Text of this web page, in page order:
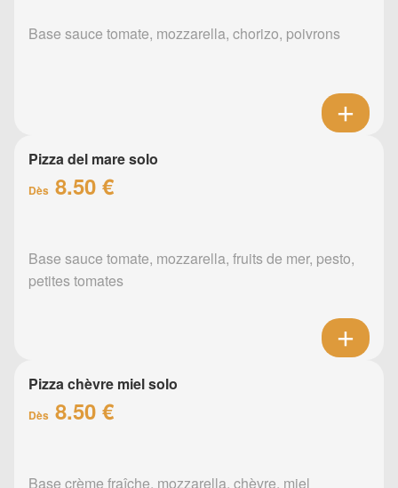
Base sauce tomate, mozzarella, chorizo, poivrons
Pizza del mare solo
Dès 8.50 €
Base sauce tomate, mozzarella, fruits de mer, pesto,
petites tomates
Pizza chèvre miel solo
Dès 8.50 €
Base crème fraîche, mozzarella, chèvre, miel